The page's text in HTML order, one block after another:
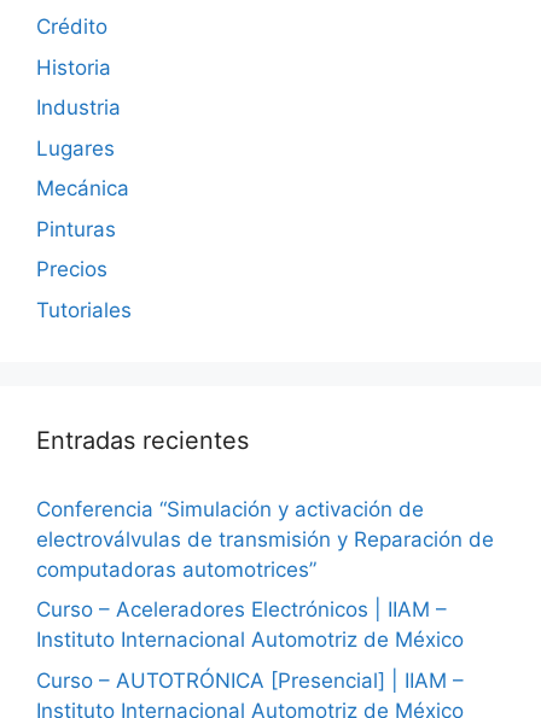
Crédito
Historia
Industria
Lugares
Mecánica
Pinturas
Precios
Tutoriales
Entradas recientes
Conferencia “Simulación y activación de
electroválvulas de transmisión y Reparación de
computadoras automotrices”
Curso – Aceleradores Electrónicos | IIAM –
Instituto Internacional Automotriz de México
Curso – AUTOTRÓNICA [Presencial] | IIAM –
Instituto Internacional Automotriz de México